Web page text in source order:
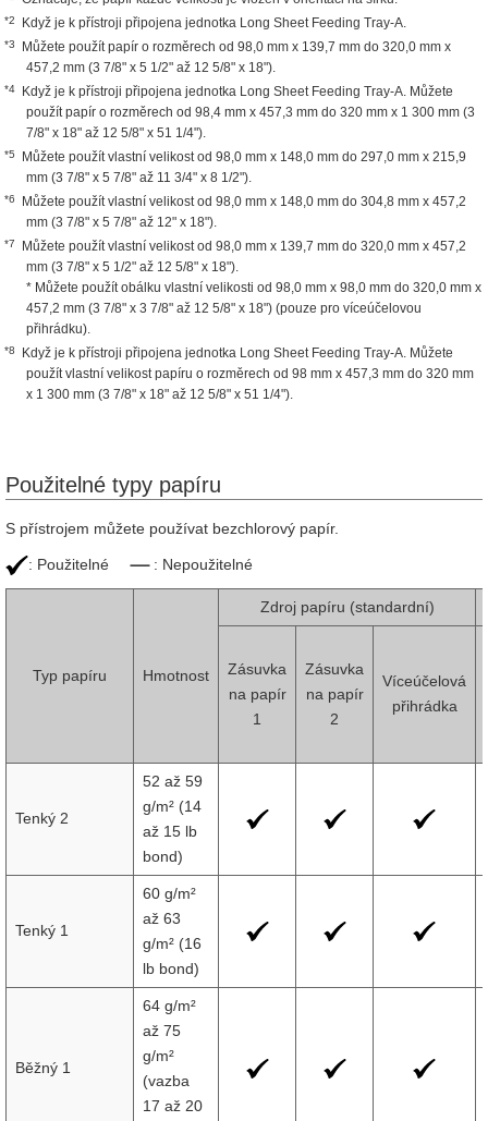
*2 Když je k přístroji připojena jednotka Long Sheet Feeding Tray-A.
*3
Můžete použít papír o rozměrech od 98,0 mm x 139,7 mm do 320,0 mm x
457,2 mm (3 7/8" x 5 1/2" až 12 5/8" x 18").
*4
Když je k přístroji připojena jednotka Long Sheet Feeding Tray-A. Můžete
použít papír o rozměrech od 98,4 mm x 457,3 mm do 320 mm x 1 300 mm (3
7/8" x 18" až 12 5/8" x 51 1/4").
*5
Můžete použít vlastní velikost od 98,0 mm x 148,0 mm do 297,0 mm x 215,9
mm (3 7/8" x 5 7/8" až 11 3/4" x 8 1/2").
*6
Můžete použít vlastní velikost od 98,0 mm x 148,0 mm do 304,8 mm x 457,2
mm (3 7/8" x 5 7/8" až 12" x 18").
*7
Můžete použít vlastní velikost od 98,0 mm x 139,7 mm do 320,0 mm x 457,2
mm (3 7/8" x 5 1/2" až 12 5/8" x 18").
* Můžete použít obálku vlastní velikosti od 98,0 mm x 98,0 mm do 320,0 mm x
457,2 mm (3 7/8" x 3 7/8" až 12 5/8" x 18") (pouze pro víceúčelovou
přihrádku).
*8
Když je k přístroji připojena jednotka Long Sheet Feeding Tray-A. Můžete
použít vlastní velikost papíru o rozměrech od 98 mm x 457,3 mm do 320 mm
x 1 300 mm (3 7/8" x 18" až 12 5/8" x 51 1/4").
Použitelné typy papíru
S přístrojem můžete používat bezchlorový papír.
: Použitelné : Nepoužitelné
Typ papíru Hmotnost
Zdroj papíru (standardní)
Zásuvka
na papír
1
Zásuvka
na papír
2
Víceúčelová
přihrádka
Tenký 2
52 až 59
g/m² (14
až 15 lb
bond)
Tenký 1
60 g/m²
až 63
g/m² (16
lb bond)
Běžný 1
64 g/m²
až 75
g/m²
(vazba
17 až 20